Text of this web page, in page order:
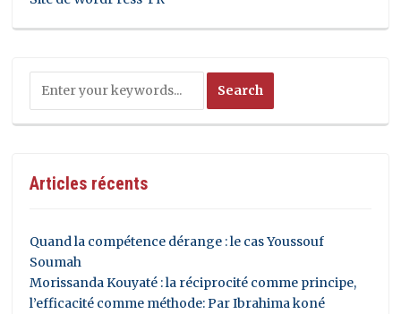
Articles récents
Quand la compétence dérange : le cas Youssouf
Soumah
Morissanda Kouyaté : la réciprocité comme principe,
l’efficacité comme méthode: Par Ibrahima koné